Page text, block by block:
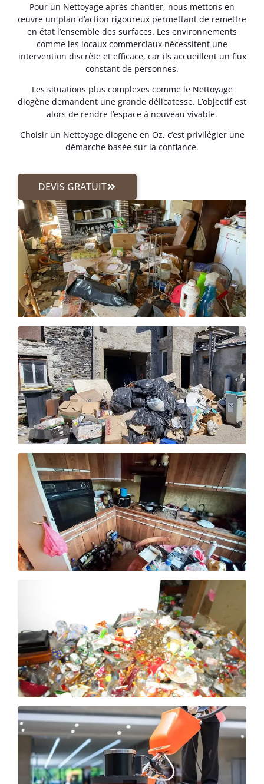
Pour un Nettoyage après chantier, nous mettons en
œuvre un plan d’action rigoureux permettant de remettre
en état l’ensemble des surfaces. Les environnements
comme les locaux commerciaux nécessitent une
intervention discrète et efficace, car ils accueillent un flux
constant de personnes.
Les situations plus complexes comme le Nettoyage
diogène demandent une grande délicatesse. L’objectif est
alors de rendre l’espace à nouveau vivable.
Choisir un Nettoyage diogene en Oz, c’est privilégier une
démarche basée sur la confiance.
DEVIS GRATUIT